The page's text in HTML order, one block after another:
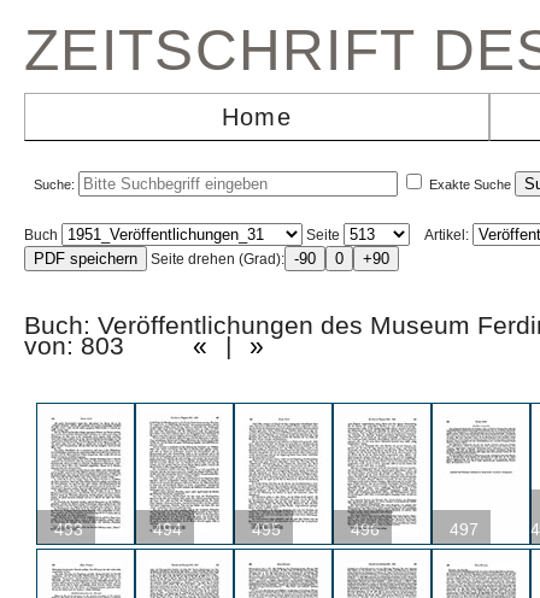
ZEITSCHRIFT
Home
Suche: Exakte Suche
Buch Seite
Artikel:
Seite drehen (Grad):
Buch: Veröffentlichungen des Museum
von: 803 « | »
493 494 495 496 497